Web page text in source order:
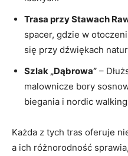
Trasa przy Stawach
spacer, gdzie w
się przy dźwiękach
Szlak „Dąbrowa” –
malownicze bory
biegania i nordic
Każda z tych tras oferuje
a ich różnorodność